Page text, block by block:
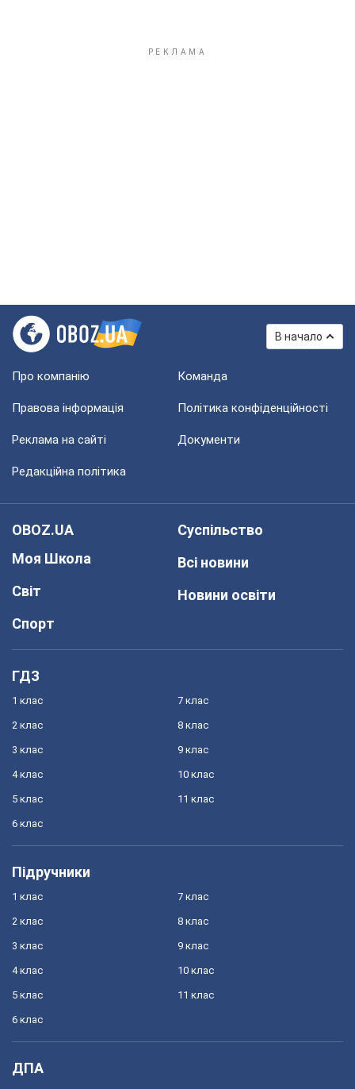
В начало
Про компанію Команда
Правова інформація Політика конфіденційності
Реклама на сайті Документи
Редакційна політика
OBOZ.UA
Моя Школа
Світ
Спорт
Суспільство
Всі новини
Новини освіти
ГДЗ
1 клас
2 клас
3 клас
4 клас
5 клас
6 клас
7 клас
8 клас
9 клас
10 клас
11 клас
Підручники
1 клас
2 клас
3 клас
4 клас
5 клас
6 клас
7 клас
8 клас
9 клас
10 клас
11 клас
ДПА